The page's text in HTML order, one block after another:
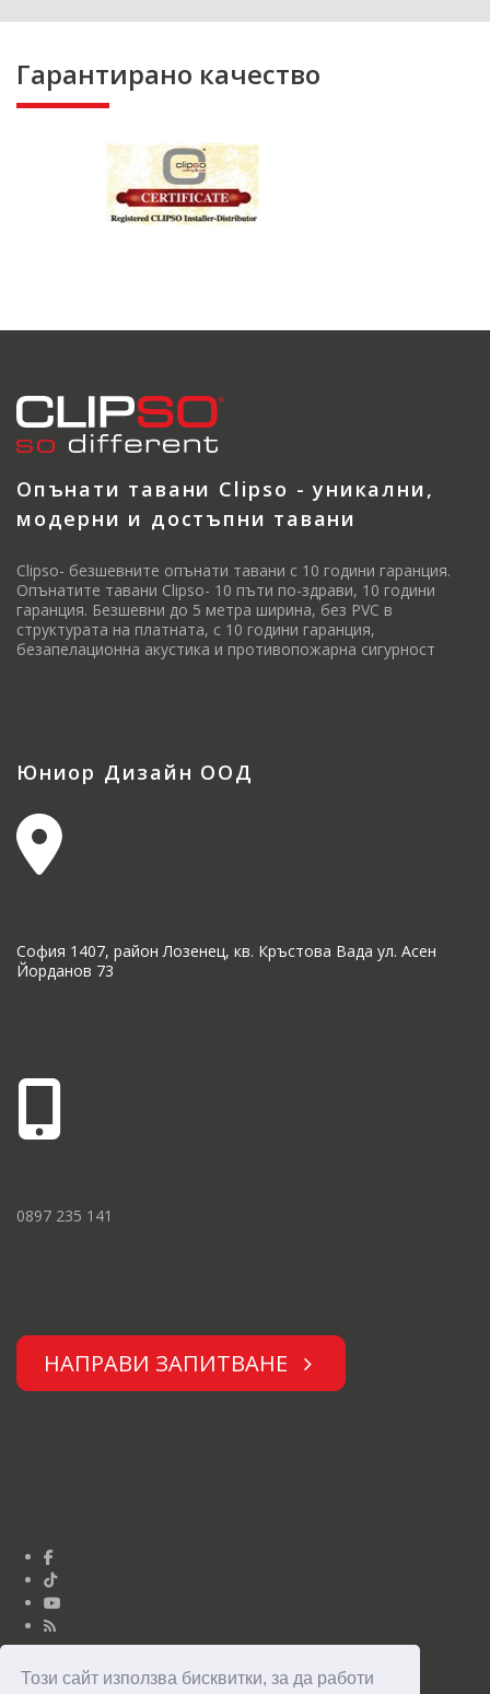
Този сайт използва бисквитки, за да работи
Гарантирано качество
Опънати тавани Clipso - уникални,
модерни и достъпни тавани
Clipso- безшевните опънати тавани с 10 години гаранция.
Опънатите тавани Clipso- 10 пъти по-здрави, 10 години
гаранция. Безшевни до 5 метра ширина, без PVC в
структурата на платната, с 10 години гаранция,
безапелационна акустика и противопожарна сигурност
Юниор Дизайн ООД
София 1407, район Лозенец, кв. Кръстова Вада ул. Асен
Йорданов 73
0897 235 141
НАПРАВИ ЗАПИТВАНЕ